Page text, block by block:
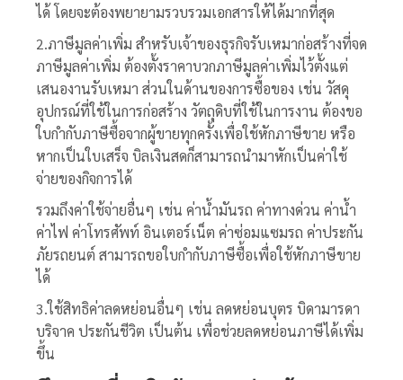
ได้ โดยจะต้องพยายามรวบรวมเอกสารให้ได้มากที่สุด
2.ภาษีมูลค่าเพิ่ม สำหรับเจ้าของธุรกิจรับเหมาก่อสร้างที่จด
ภาษีมูลค่าเพิ่ม ต้องตั้งราคาบวกภาษีมูลค่าเพิ่มไว้ตั้งแต่
เสนองานรับเหมา ส่วนในด้านของการซื้อของ เช่น วัสดุ
อุปกรณ์ที่ใช้ในการก่อสร้าง วัตถุดิบที่ใช้ในการงาน ต้องขอ
ใบกำกับภาษีซื้อจากผู้ขายทุกครั้งเพื่อใช้หักภาษีขาย หรือ
หากเป็นใบเสร็จ บิลเงินสดก็สามารถนำมาหักเป็นค่าใช้
จ่ายของกิจการได้
รวมถึงค่าใช้จ่ายอื่นๆ เช่น ค่าน้ำมันรถ ค่าทางด่วน ค่าน้ำ
ค่าไฟ ค่าโทรศัพท์ อินเตอร์เน็ต ค่าซ่อมแซมรถ ค่าประกัน
ภัยรถยนต์ สามารถขอใบกำกับภาษีซื้อเพื่อใช้หักภาษีขาย
ได้
3.ใช้สิทธิค่าลดหย่อนอื่นๆ เช่น ลดหย่อนบุตร บิดามารดา
บริจาค ประกันชีวิต เป็นต้น เพื่อช่วยลดหย่อนภาษีได้เพิ่ม
ขึ้น